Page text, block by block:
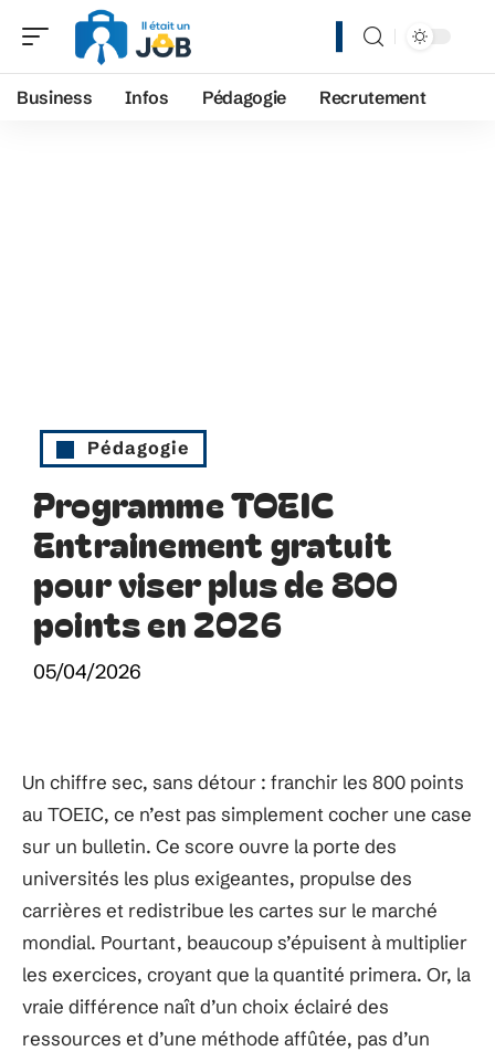
Business Infos Pédagogie Recrutement
Pédagogie
Programme TOEIC
Entrainement gratuit
pour viser plus de 800
points en 2026
05/04/2026
Un chiffre sec, sans détour : franchir les 800 points
au TOEIC, ce n’est pas simplement cocher une case
sur un bulletin. Ce score ouvre la porte des
universités les plus exigeantes, propulse des
carrières et redistribue les cartes sur le marché
mondial. Pourtant, beaucoup s’épuisent à multiplier
les exercices, croyant que la quantité primera. Or, la
vraie différence naît d’un choix éclairé des
ressources et d’une méthode affûtée, pas d’un